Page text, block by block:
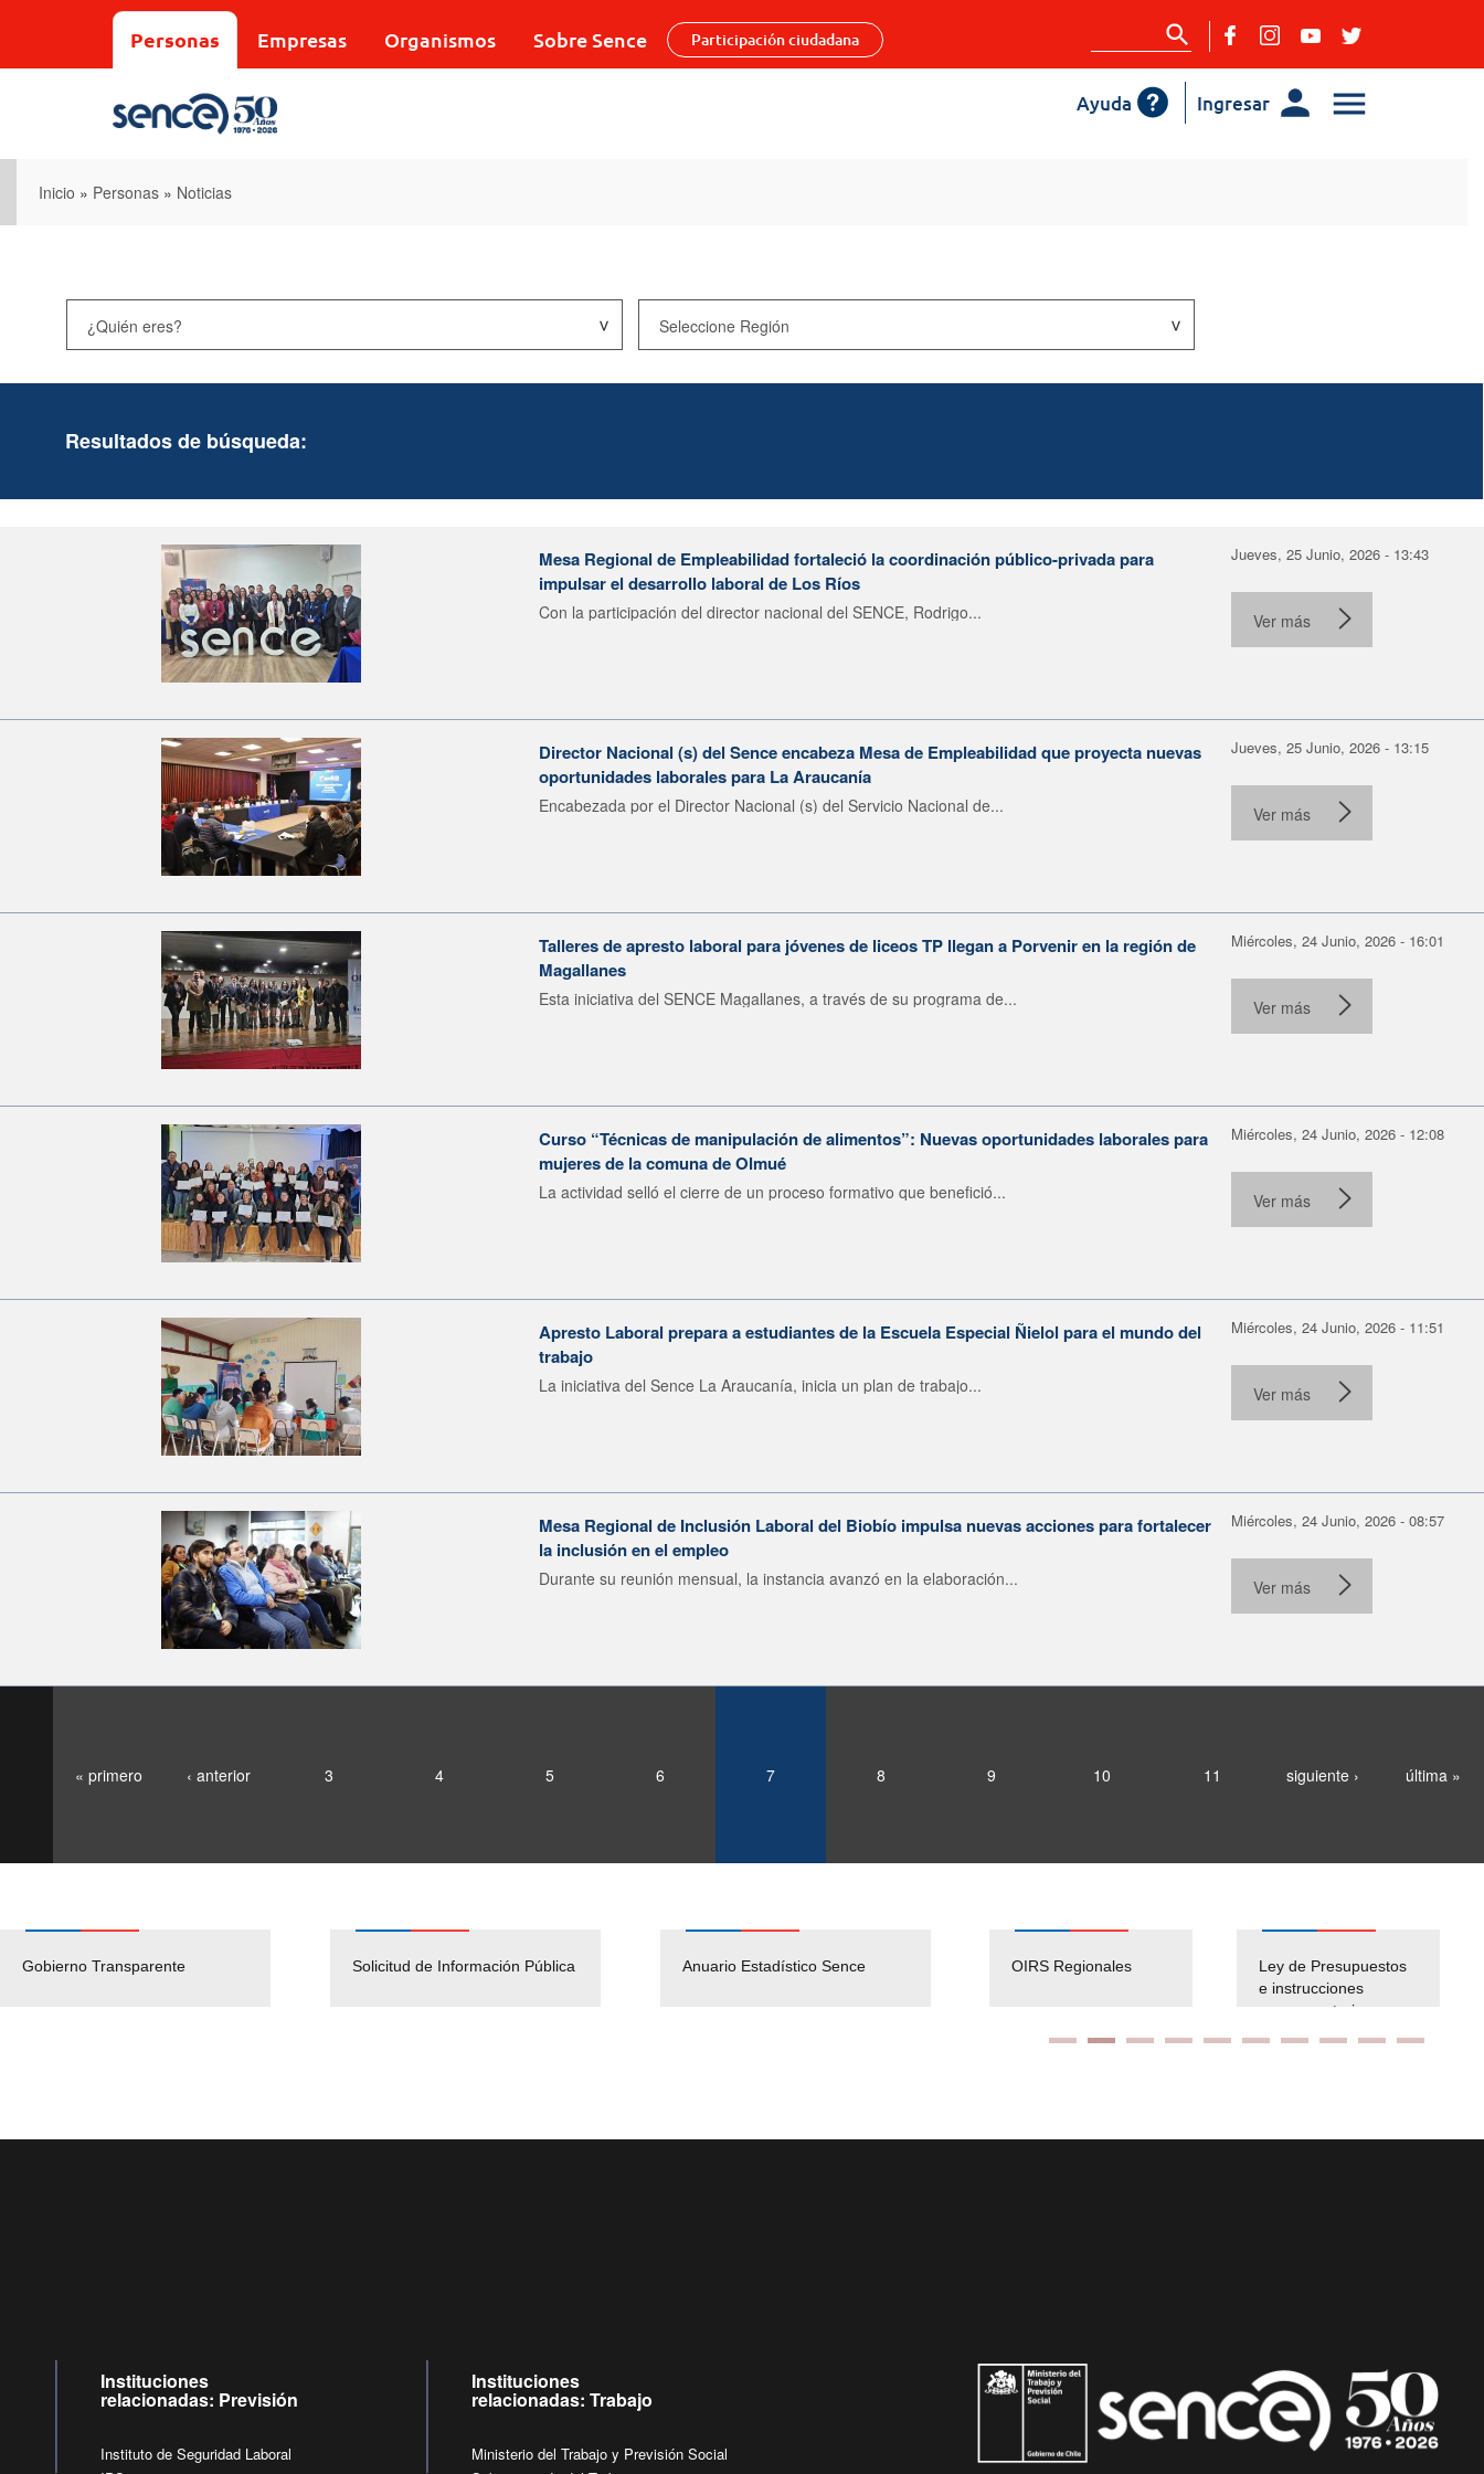
Personas Empresas Organismos Sobre Sence Participación ciudadana
Ingresar
Ayuda
Inicio » Personas » Noticias
Resultados de búsqueda:
Mesa Regional de Empleabilidad fortaleció la coordinación público-privada para
impulsar el desarrollo laboral de Los Ríos
Con la participación del director nacional del SENCE, Rodrigo...
Jueves, 25 Junio, 2026 - 13:43
Ver más
Director Nacional (s) del Sence encabeza Mesa de Empleabilidad que proyecta nuevas
oportunidades laborales para La Araucanía
Encabezada por el Director Nacional (s) del Servicio Nacional de...
Jueves, 25 Junio, 2026 - 13:15
Ver más
Talleres de apresto laboral para jóvenes de liceos TP llegan a Porvenir en la región de
Magallanes
Esta iniciativa del SENCE Magallanes, a través de su programa de...
Miércoles, 24 Junio, 2026 - 16:01
Ver más
Curso “Técnicas de manipulación de alimentos”: Nuevas oportunidades laborales para
mujeres de la comuna de Olmué
La actividad selló el cierre de un proceso formativo que benefició...
Miércoles, 24 Junio, 2026 - 12:08
Ver más
Apresto Laboral prepara a estudiantes de la Escuela Especial Ñielol para el mundo del
trabajo
La iniciativa del Sence La Araucanía, inicia un plan de trabajo...
Miércoles, 24 Junio, 2026 - 11:51
Ver más
Mesa Regional de Inclusión Laboral del Biobío impulsa nuevas acciones para fortalecer
la inclusión en el empleo
Durante su reunión mensual, la instancia avanzó en la elaboración...
Miércoles, 24 Junio, 2026 - 08:57
Ver más
« primero ‹ anterior 3 4 5 6 7 8 9 10 11 siguiente › última »
Gobierno Transparente Solicitud de Información Pública Anuario Estadístico Sence
Pago Proveedores
Empleos Públicos
Solicitud Audiencias y
OIRS Regionales
Ley de Presupuestos
e instrucciones
presuspuetarias
Instituciones
relacionadas: Previsión
Instituto de Seguridad Laboral
Instituciones
relacionadas: Trabajo
Ministerio del Trabajo y Previsión Social